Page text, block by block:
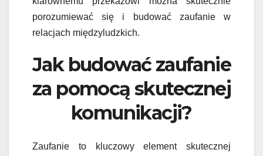
porozumiewać się i budować zaufanie w
relacjach międzyludzkich.
Jak budować zaufanie
za pomocą skutecznej
komunikacji?
Zaufanie to kluczowy element skutecznej